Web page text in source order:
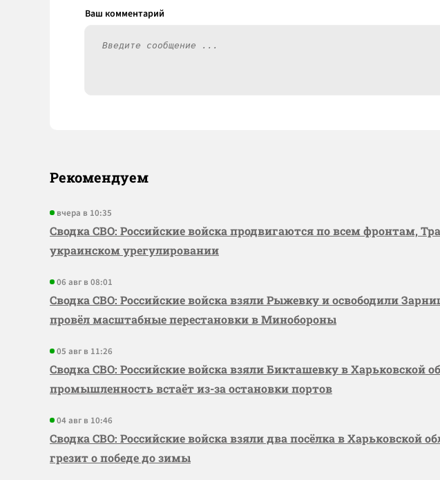
Рекомендуем
вчера в 10:35
Сводка СВО: Российские войска продвигаются по всем фронтам,
украинском урегулировании
06 авг в 08:01
Сводка СВО: Российские войска взяли Рыжевку и освободили
провёл масштабные перестановки в Минобороны
05 авг в 11:26
Сводка СВО: Российские войска взяли Бикташевку в Харьковской
промышленность встаёт из-за остановки портов
04 авг в 10:46
Сводка СВО: Российские войска взяли два посёлка в Харьковской
грезит о победе до зимы